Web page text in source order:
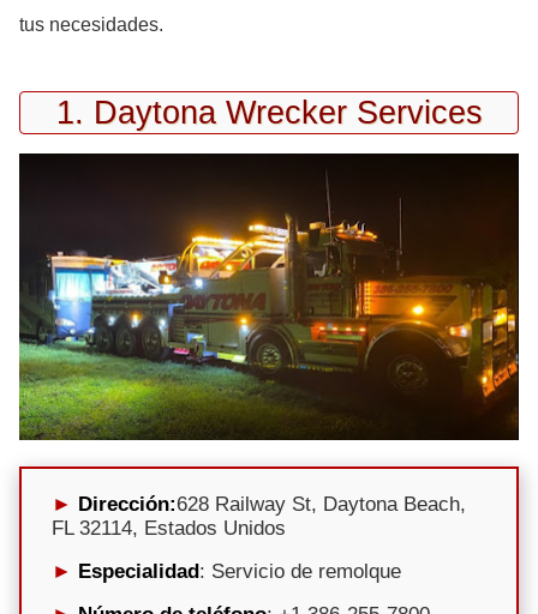
tus necesidades.
1. Daytona Wrecker Services
Dirección:628 Railway St, Daytona Beach,
FL 32114, Estados Unidos
Especialidad: Servicio de remolque